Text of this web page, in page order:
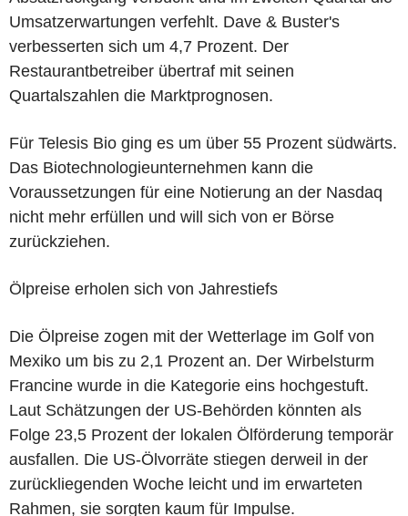
Umsatzerwartungen verfehlt. Dave & Buster's
verbesserten sich um 4,7 Prozent. Der
Restaurantbetreiber übertraf mit seinen
Quartalszahlen die Marktprognosen.
Für Telesis Bio ging es um über 55 Prozent südwärts.
Das Biotechnologieunternehmen kann die
Voraussetzungen für eine Notierung an der Nasdaq
nicht mehr erfüllen und will sich von er Börse
zurückziehen.
Ölpreise erholen sich von Jahrestiefs
Die Ölpreise zogen mit der Wetterlage im Golf von
Mexiko um bis zu 2,1 Prozent an. Der Wirbelsturm
Francine wurde in die Kategorie eins hochgestuft.
Laut Schätzungen der US-Behörden könnten als
Folge 23,5 Prozent der lokalen Ölförderung temporär
ausfallen. Die US-Ölvorräte stiegen derweil in der
zurückliegenden Woche leicht und im erwarteten
Rahmen, sie sorgten kaum für Impulse.